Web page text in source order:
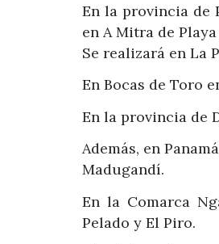
En la provincia de
en A Mitra de
Se realizará en La
En Bocas de Toro
En la provincia de
Además, en
Madugandí.
En la Comarca
Pelado y El Piro.